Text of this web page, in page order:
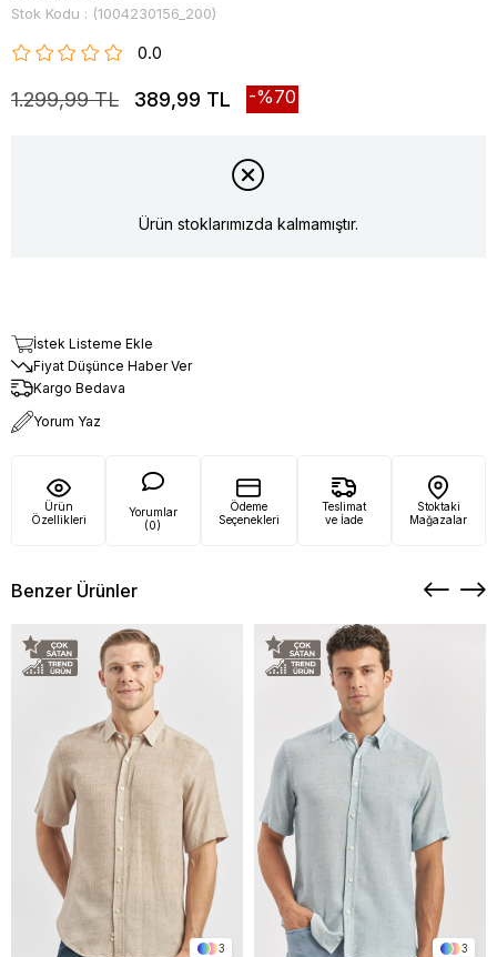
Stok Kodu (1004230156_200)
0.0
1.299,99 TL 389,99 TL 70
Ürün stoklarımızda kalmamıştır.
İstek Listeme Ekle
Fiyat Düşünce Haber Ver
Kargo Bedava
Yorum Yaz
Ürün
Özellikleri
Yorumlar
(0)
Ödeme
Seçenekleri
Teslimat
ve İade
Stoktaki
Mağazalar
Benzer Ürünler
3 3